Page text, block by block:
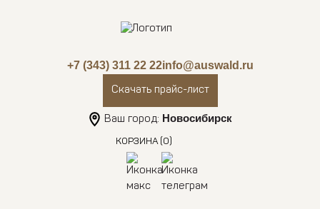
+7 (343) 311 22 22info@auswald.ru
Скачать прайс-лист
Ваш город: Новосибирск
КОРЗИНА (0)